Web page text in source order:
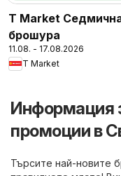
T Market
брошура
11.08. - 17.08.2026
T Market
Информация
промоции в
Търсите най-новите